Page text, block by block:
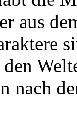
aus
nach